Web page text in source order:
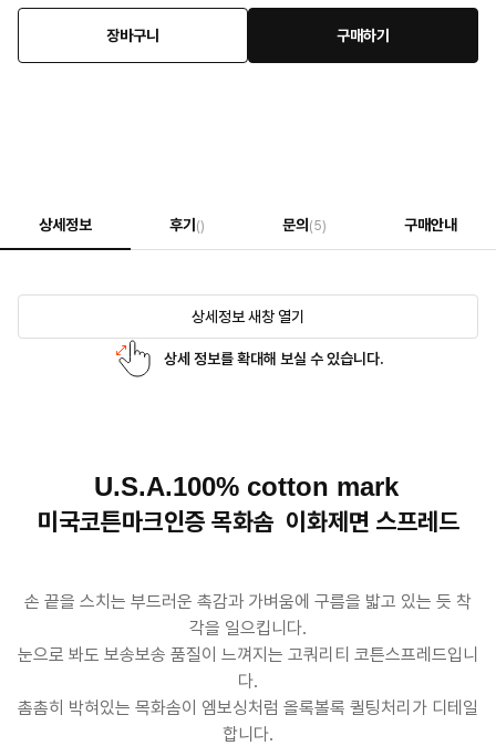
장바구니 구매하기
상세정보 후기 () 문의 (5) 구매안내
상세정보 새창 열기
상세 정보를 확대해 보실 수 있습니다.
U.S.A.100% cotton mark
미국코튼마크인증 목화솜 이화제면 스프레드
손 끝을 스치는 부드러운 촉감과 가벼움에 구름을 밟고 있는 듯 착
각을 일으킵니다.
눈으로 봐도 보송보송 품질이 느껴지는 고쿼리티 코튼스프레드입니
다.
촘촘히 박혀있는 목화솜이 엠보싱처럼 올록볼록 퀼팅처리가 디테일
합니다.